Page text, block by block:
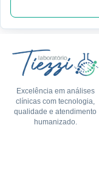
Excelência em análises
clínicas com tecnologia,
qualidade e atendimento
humanizado.